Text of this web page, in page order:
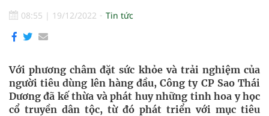
08:55 | 19/12/2022 Tin tức
Với phương châm đặt sức khỏe và trải nghiệm của
người tiêu dùng lên hàng đầu, Công ty CP Sao Thái
Dương đã kế thừa và phát huy những tinh hoa y học
cổ truyền dân tộc, từ đó phát triển với mục tiêu